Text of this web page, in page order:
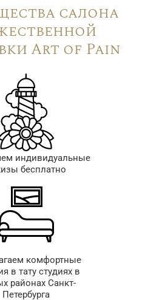
салона
Art of Pain
индивидуальные
бесплатно
комфортные
в тату студиях в
районах Санкт-
Петербурга